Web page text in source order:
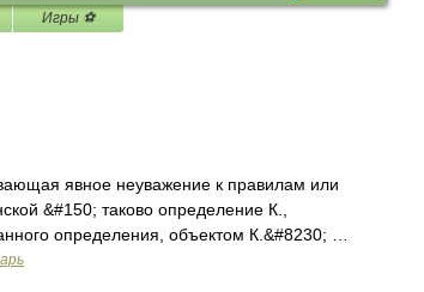
Игры ⚽
явное неуважение к правилам или
&#150; таково определение К.,
определения, объектом К.&#8230; …